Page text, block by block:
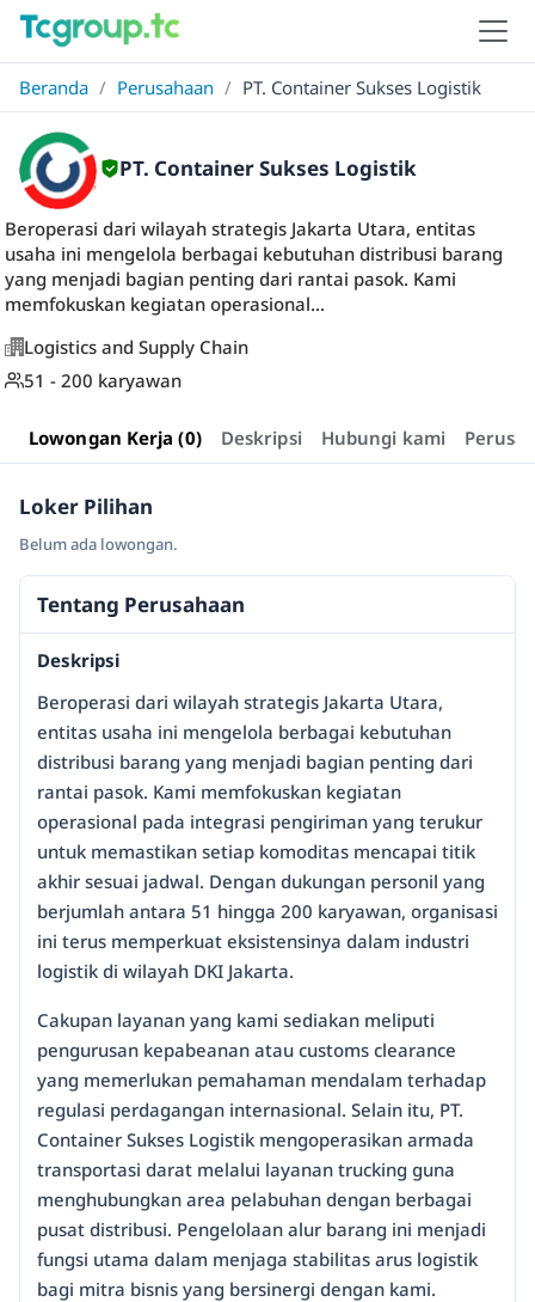
Beranda / Perusahaan / PT. Container Sukses Logistik
PT. Container Sukses Logistik
Beroperasi dari wilayah strategis Jakarta Utara, entitas
usaha ini mengelola berbagai kebutuhan distribusi barang
yang menjadi bagian penting dari rantai pasok. Kami
memfokuskan kegiatan operasional...
Logistics and Supply Chain
51 - 200 karyawan
Lowongan Kerja (0) Deskripsi Hubungi kami
Loker Pilihan
Belum ada lowongan.
Tentang Perusahaan
Deskripsi
Beroperasi dari wilayah strategis Jakarta Utara,
entitas usaha ini mengelola berbagai kebutuhan
distribusi barang yang menjadi bagian penting dari
rantai pasok. Kami memfokuskan kegiatan
operasional pada integrasi pengiriman yang terukur
untuk memastikan setiap komoditas mencapai titik
akhir sesuai jadwal. Dengan dukungan personil yang
berjumlah antara 51 hingga 200 karyawan, organisasi
ini terus memperkuat eksistensinya dalam industri
logistik di wilayah DKI Jakarta.
Cakupan layanan yang kami sediakan meliputi
pengurusan kepabeanan atau customs clearance
yang memerlukan pemahaman mendalam terhadap
regulasi perdagangan internasional. Selain itu, PT.
Container Sukses Logistik mengoperasikan armada
transportasi darat melalui layanan trucking guna
menghubungkan area pelabuhan dengan berbagai
pusat distribusi. Pengelolaan alur barang ini menjadi
fungsi utama dalam menjaga stabilitas arus logistik
bagi mitra bisnis yang bersinergi dengan kami.